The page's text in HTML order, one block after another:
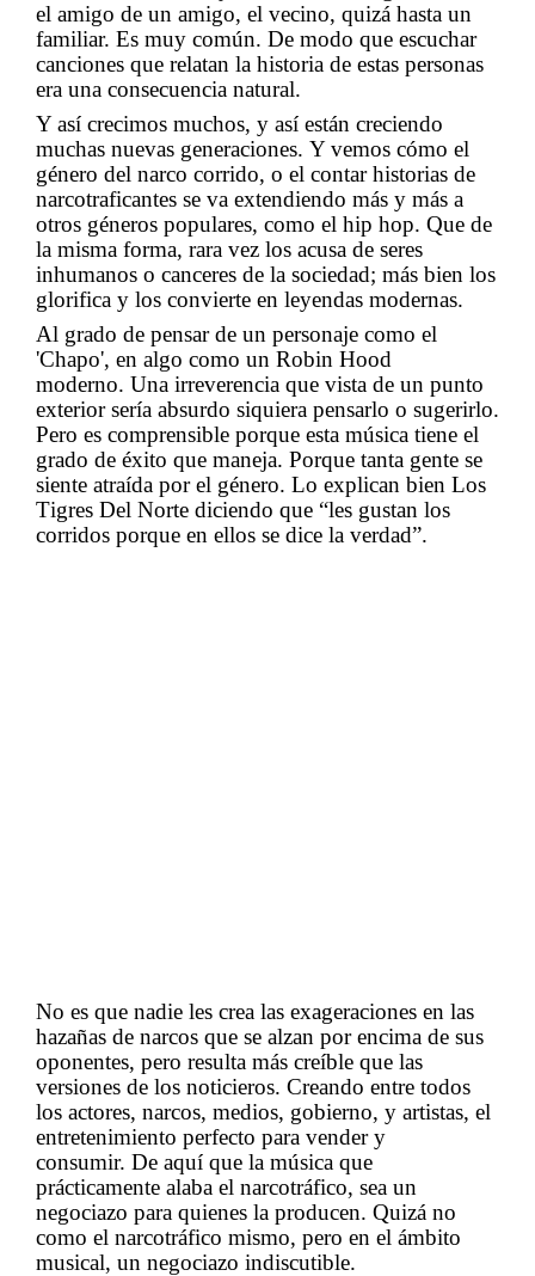
el amigo de un amigo, el vecino, quizá hasta un
familiar. Es muy común. De modo que escuchar
canciones que relatan la historia de estas personas
era una consecuencia natural.
Y así crecimos muchos, y así están creciendo
muchas nuevas generaciones. Y vemos cómo el
género del narco corrido, o el contar historias de
narcotraficantes se va extendiendo más y más a
otros géneros populares, como el hip hop. Que de
la misma forma, rara vez los acusa de seres
inhumanos o canceres de la sociedad; más bien los
glorifica y los convierte en leyendas modernas.
Al grado de pensar de un personaje como el
'Chapo', en algo como un Robin Hood
moderno. Una irreverencia que vista de un punto
exterior sería absurdo siquiera pensarlo o sugerirlo.
Pero es comprensible porque esta música tiene el
grado de éxito que maneja. Porque tanta gente se
siente atraída por el género. Lo explican bien Los
Tigres Del Norte diciendo que “les gustan los
corridos porque en ellos se dice la verdad”.
No es que nadie les crea las exageraciones en las
hazañas de narcos que se alzan por encima de sus
oponentes, pero resulta más creíble que las
versiones de los noticieros. Creando entre todos
los actores, narcos, medios, gobierno, y artistas, el
entretenimiento perfecto para vender y
consumir. De aquí que la música que
prácticamente alaba el narcotráfico, sea un
negociazo para quienes la producen. Quizá no
como el narcotráfico mismo, pero en el ámbito
musical, un negociazo indiscutible.